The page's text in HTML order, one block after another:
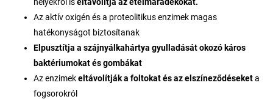
Az aktív oxigén és a proteolitikus enzimek magas
hatékonyságot biztosítanak
Elpusztítja a szájnyálkahártya gyulladását okozó káros
baktériumokat és gombákat
Az enzimekeltávolítják a foltokat és az elszíneződéseketa
fogsorokról